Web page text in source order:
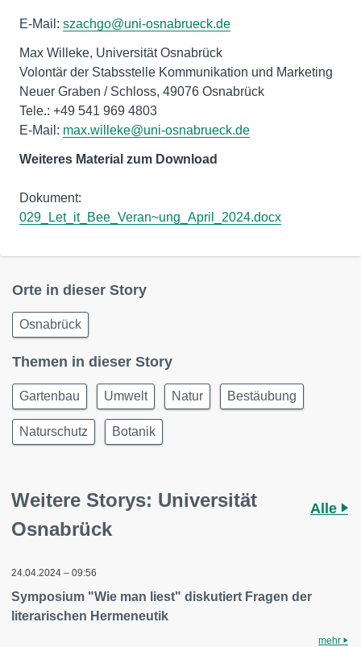
E-Mail: szachgo@uni-osnabrueck.de
Max Willeke, Universität Osnabrück
Volontär der Stabsstelle Kommunikation und Marketing
Neuer Graben / Schloss, 49076 Osnabrück
Tele.: +49 541 969 4803
E-Mail: max.willeke@uni-osnabrueck.de
Weiteres Material zum Download
Dokument:
029_Let_it_Bee_Veran~ung_April_2024.docx
Orte in dieser Story
Osnabrück
Themen in dieser Story
Gartenbau Umwelt Natur Bestäubung
Naturschutz Botanik
Weitere Storys: Universität
Osnabrück
Alle
24.04.2024 – 09:56
Symposium "Wie man liest" diskutiert Fragen der
literarischen Hermeneutik
mehr